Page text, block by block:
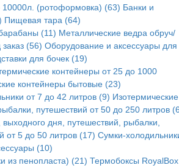
10000л. (ротоформовка) (63) Банки и
Пищевая тара (64)
(11) Металлические ведра обруч/
(56) Оборудование и аксессуары для
для бочек (19)
контейнеры от 25 до 1000
контейнеры бытовые (23)
от 7 до 42 литров (9) Изотермические
путешествий от 50 до 250 литров
дня, путешествий, рыбалки,
от 5 до 50 литров (17) Сумки-
(10)
из пенопласта) (21) Термобоксы RoyalBox